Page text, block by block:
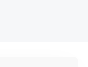
случаем